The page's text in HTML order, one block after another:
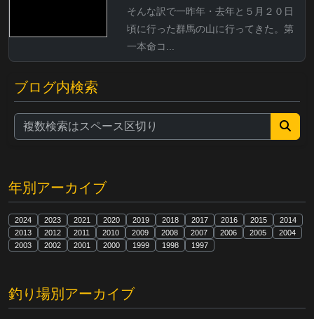
そんな訳で一昨年・去年と５月２０日
頃に行った群馬の山に行ってきた。第
一本命コ...
ブログ内検索
年別アーカイブ
2024 2023 2021 2020 2019 2018 2017 2016 2015
2014
2013
2012 2011 2010 2009 2008 2007 2006 2005
2004
2003
2002 2001 2000 1999 1998 1997
釣り場別アーカイブ